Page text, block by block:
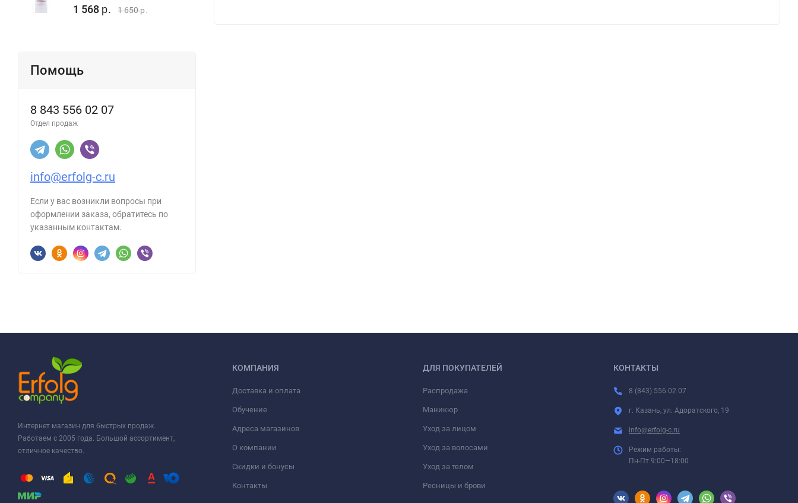
1 568 р. 1 650р.
Помощь
8 843 556 02 07
Отдел продаж
info@erfolg-c.ru
Если у вас возникли вопросы при
оформлении заказа, обратитесь по
указанным контактам.
Интернет магазин для быстрых продаж.
Работаем с 2005 года. Большой ассортимент,
отличное качество.
КОМПАНИЯ
Доставка и оплата
Обучение
Адреса магазинов
О компании
Скидки и бонусы
Контакты
ДЛЯ ПОКУПАТЕЛЕЙ
Распродажа
Маникюр
Уход за лицом
Уход за волосами
Уход за телом
Ресницы и брови
КОНТАКТЫ
8 (843) 556 02 07
г. Казань, ул. Адоратского, 19
info@erfolg-c.ru
Режим работы:
Пн-Пт 9:00—18:00